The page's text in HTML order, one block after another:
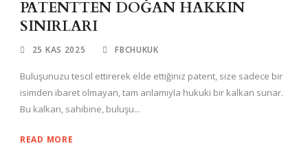
PATENTTEN DOĞAN HAKKIN
SINIRLARI
25 KAS 2025 FBCHUKUK
Buluşunuzu tescil ettirerek elde ettiğiniz patent, size sadece bir
isimden ibaret olmayan, tam anlamıyla hukuki bir kalkan sunar.
Bu kalkan, sahibine, buluşu...
READ MORE